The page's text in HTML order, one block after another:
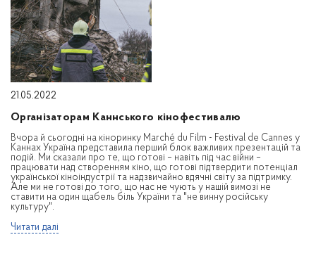
21.05.2022
Організаторам Каннського кінофестивалю
Вчора й сьогодні на кіноринку Marché du Film - Festival de Cannes у
Каннах Україна представила перший блок важливих презентацій та
подій. Ми сказали про те, що готові – навіть під час війни –
працювати над створенням кіно, що готові підтвердити потенціал
української кіноіндустрії та надзвичайно вдячні світу за підтримку.
Але ми не готові до того, що нас не чують у нашій вимозі не
ставити на один щабель біль України та "не винну російську
культуру".
Читати далі